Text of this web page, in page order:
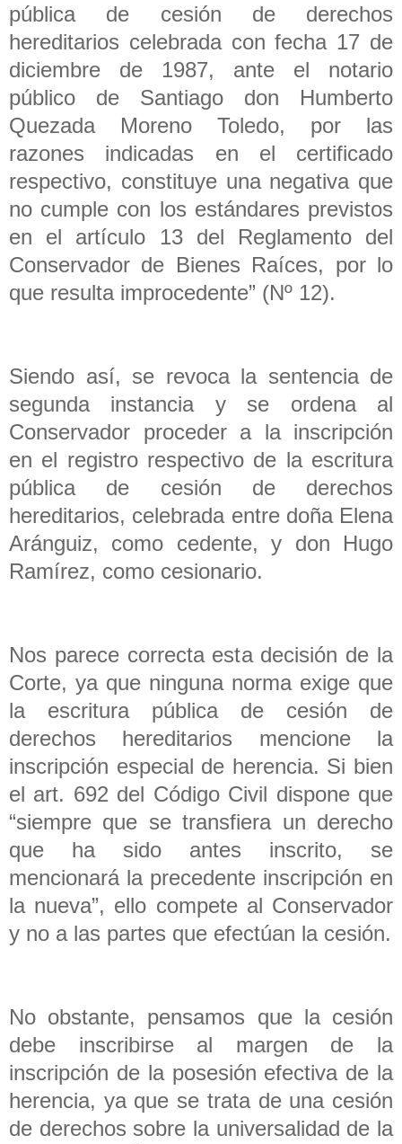
pública de cesión de derechos
hereditarios celebrada con fecha 17 de
diciembre de 1987, ante el notario
público de Santiago don Humberto
Quezada Moreno Toledo, por las
razones indicadas en el certificado
respectivo, constituye una negativa que
no cumple con los estándares previstos
en el artículo 13 del Reglamento del
Conservador de Bienes Raíces, por lo
que resulta improcedente” (Nº 12).
Siendo así, se revoca la sentencia de
segunda instancia y se ordena al
Conservador proceder a la inscripción
en el registro respectivo de la escritura
pública de cesión de derechos
hereditarios, celebrada entre doña Elena
Aránguiz, como cedente, y don Hugo
Ramírez, como cesionario.
Nos parece correcta esta decisión de la
Corte, ya que ninguna norma exige que
la escritura pública de cesión de
derechos hereditarios mencione la
inscripción especial de herencia. Si bien
el art. 692 del Código Civil dispone que
“siempre que se transfiera un derecho
que ha sido antes inscrito, se
mencionará la precedente inscripción en
la nueva”, ello compete al Conservador
y no a las partes que efectúan la cesión.
No obstante, pensamos que la cesión
debe inscribirse al margen de la
inscripción de la posesión efectiva de la
herencia, ya que se trata de una cesión
de derechos sobre la universalidad de la